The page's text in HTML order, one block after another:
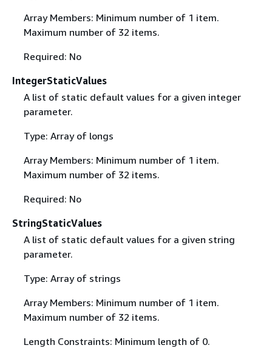
Array Members: Minimum number of 1 item.
Maximum number of 32 items.
Required: No
IntegerStaticValues
A list of static default values for a given integer
parameter.
Type: Array of longs
Array Members: Minimum number of 1 item.
Maximum number of 32 items.
Required: No
StringStaticValues
A list of static default values for a given string
parameter.
Type: Array of strings
Array Members: Minimum number of 1 item.
Maximum number of 32 items.
Length Constraints: Minimum length of 0.